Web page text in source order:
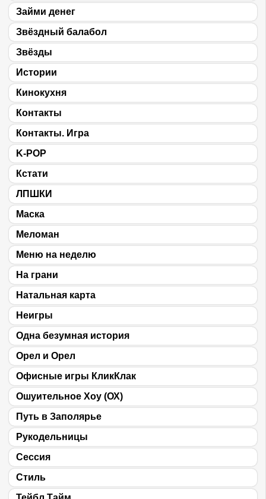
Займи денег
Звёздный балабол
Звёзды
Истории
Кинокухня
Контакты
Контакты. Игра
K-POP
Кстати
ЛПШКИ
Маска
Меломан
Меню на неделю
На грани
Натальная карта
Неигры
Одна безумная история
Орел и Орел
Офисные игры КликКлак
Ошуительное Хоу (ОХ)
Путь в Заполярье
Рукодельницы
Сессия
Cтиль